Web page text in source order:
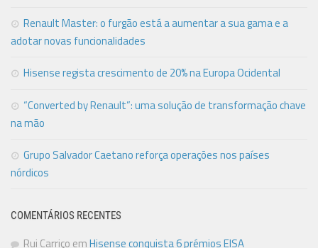
Renault Master: o furgão está a aumentar a sua gama e a
adotar novas funcionalidades
Hisense regista crescimento de 20% na Europa Ocidental
“Converted by Renault”: uma solução de transformação chave
na mão
Grupo Salvador Caetano reforça operações nos países
nórdicos
COMENTÁRIOS RECENTES
Rui Carriço emHisense conquista 6 prémios EISA